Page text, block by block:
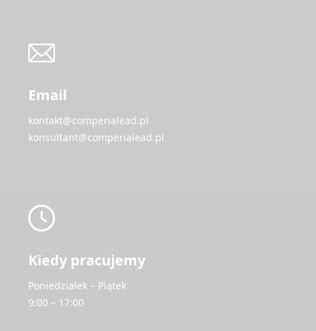
Email
kontakt@comperialead.pl
konsultant@comperialead.pl
Kiedy pracujemy
Poniedziałek – Piątek
9:00 – 17:00